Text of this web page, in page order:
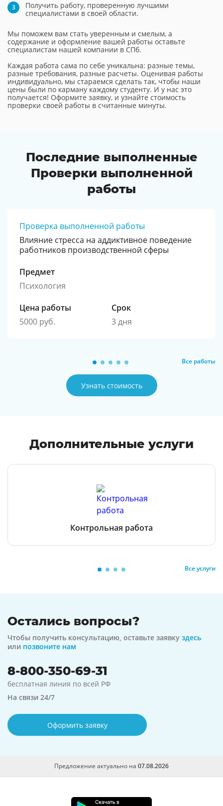
Получить работу, проверенную лучшими
специалистами в своей области.
Мы поможем вам стать уверенным и смелым, а
содержание и оформление вашей работы оставьте
специалистам нашей компании в СПб.
Каждая работа сама по себе уникальна: разные темы,
разные требования, разные расчеты. Оценивая работы
индивидуально, мы стараемся сделать так, чтобы наши
цены были по карману каждому студенту. И у нас это
получается! Оформите заявку, и узнайте стоимость
проверки своей работы в считанные минуты.
Последние выполненные
Проверки выполненной
работы
Проверка выполненной работы
Влияние стресса на аддиктивное поведение
работников производственной сферы
Предмет
Психология
Цена работы
5000 руб.
Срок
3 дня
Все работы
Узнать стоимость
Дополнительные услуги
Контрольная работа
Все услуги
Остались вопросы?
Чтобы получить консультацию, оставьте заявку здесь
или позвоните нам
8-800-350-69-31
бесплатная линия по всей РФ
На связи 24/7
Оформить заявку
Предложение актуально на 07.08.2026